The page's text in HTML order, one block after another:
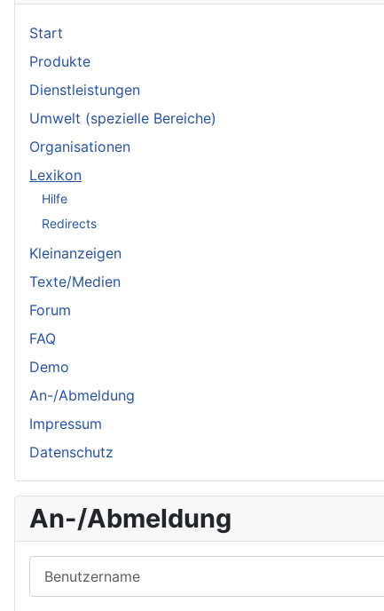
Start
Produkte
Dienstleistungen
Umwelt (spezielle Bereiche)
Organisationen
Lexikon
Hilfe
Redirects
Kleinanzeigen
Texte/Medien
Forum
FAQ
Demo
An-/Abmeldung
Impressum
Datenschutz
An-/Abmeldung